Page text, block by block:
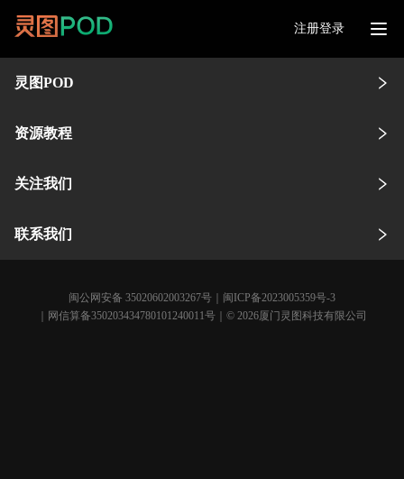
注册登录
灵图POD
资源教程
关注我们
联系我们
闽公网安备 35020602003267号
闽ICP备2023005359号-3
｜网信算备350203434780101240011号｜© 2026厦门灵图科技有限公司